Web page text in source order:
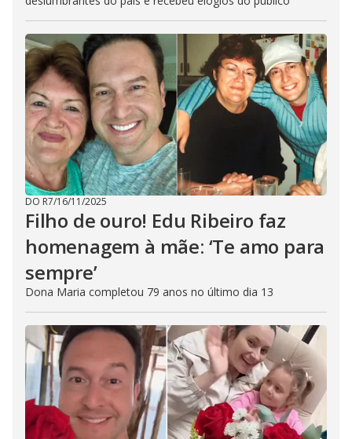
DO R7/16/11/2025
Filho de ouro! Edu Ribeiro faz
homenagem à mãe: ‘Te amo para
sempre’
Dona Maria completou 79 anos no último dia 13